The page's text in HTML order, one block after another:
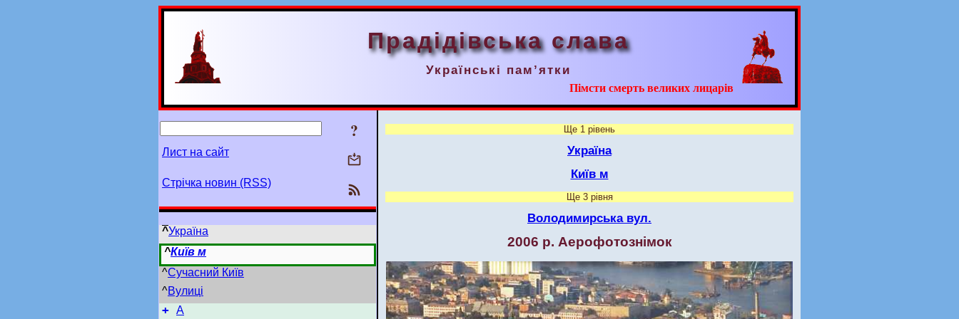
Прадідівська слава
Українські пам’ятки
Пімсти смерть великих лицарів
?
Лист на сайт
Стрічка новин (RSS)
^Україна
^Київ м
^Сучасний Київ
^Вулиці
+ А
Ще 1 рівень
Україна
Київ м
Ще 3 рівня
Володимирська вул.
2006 р. Аерофотознімок